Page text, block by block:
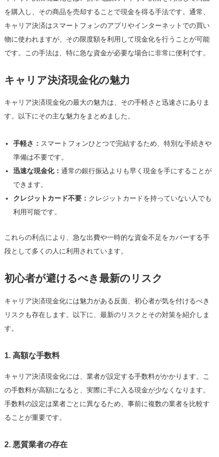
—
の
体
談
通
じ
を購入し、その商品を売却することで現金を得る手法です。通常、
キャリア決済はスマートフォンのアプリやインターネットでの買い
物に使われますが、その限度額を利用して現金化を行うことが可能
です。この手法は、特に急な資金が必要な場合に非常に便利です。
キャリア決済現金化の魅力
キャリア決済現金化の最大の魅力は、その手軽さと迅速さにありま
す。以下にその主な魅力をまとめました。
手軽さ： スマートフォンひとつで完結するため、特別な手続きや
準備は不要です。
迅速な現金化：通常の銀行振込よりも早く現金を手にすることが
できます。
クレジットカード不要： クレジットカードを持っていない人でも
利用可能です。
これらの利点により、急な出費や一時的な資金不足をカバーする手
段として多くの人に利用されています。
初心者が避けるべき最新のリスク
キャリア決済現金化には魅力がある反面、初心者が気を付けるべき
リスクも存在します。以下に、最新のリスクとその対策を紹介しま
す。
1. 高額な手数料
キャリア決済現金化には、業者が設定する手数料がかかります。こ
の手数料が高額になると、実際に手に入る現金が少なくなります。
手数料の設定は業者ごとに異なるため、事前に複数の業者を比較す
ることが重要です。
2. 悪質業者の存在